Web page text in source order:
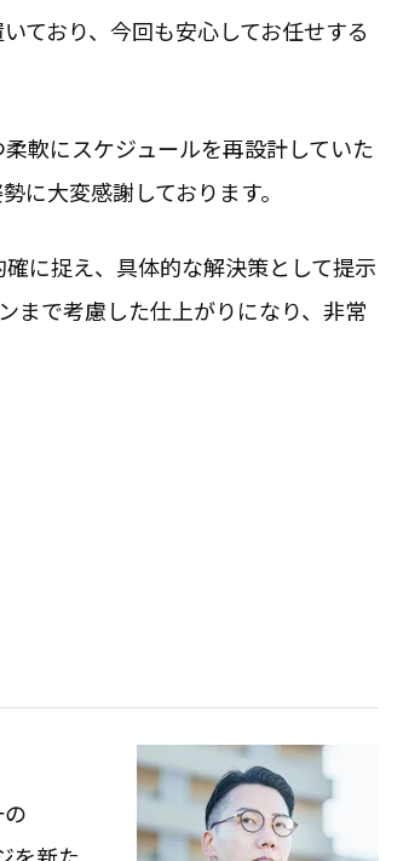
ており、今回も安心してお任せする
軟にスケジュールを再設計していた
に大変感謝しております。
に捉え、具体的な解決策として提示
まで考慮した仕上がりになり、非常